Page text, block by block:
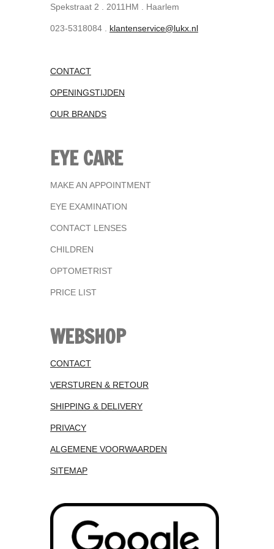
Spekstraat 2 . 2011HM . Haarlem
023-5318084 . klantenservice@lukx.nl
CONTACT
OPENINGSTIJDEN
OUR BRANDS
EYE CARE
MAKE AN APPOINTMENT
EYE EXAMINATION
CONTACT LENSES
CHILDREN
OPTOMETRIST
PRICE LIST
WEBSHOP
CONTACT
VERSTUREN & RETOUR
SHIPPING & DELIVERY
PRIVACY
ALGEMENE VOORWAARDEN
SITEMAP